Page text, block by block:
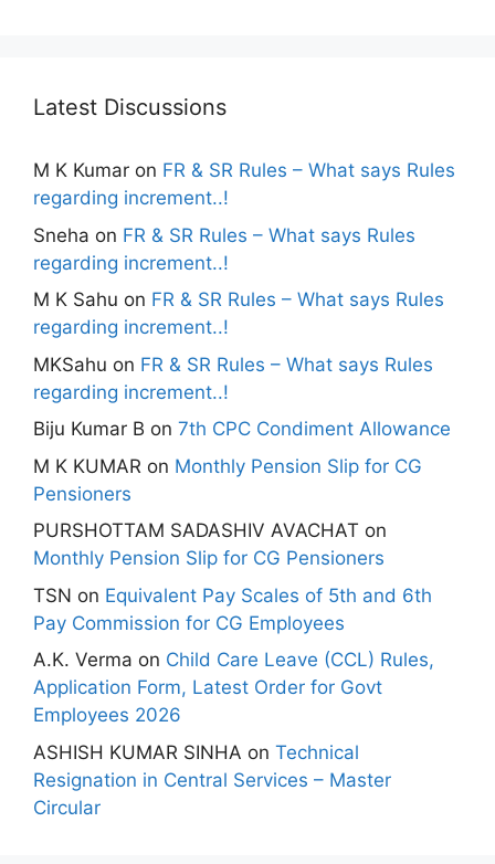
Latest Discussions
M K Kumar on FR & SR Rules – What says Rules
regarding increment..!
Sneha on FR & SR Rules – What says Rules
regarding increment..!
M K Sahu on FR & SR Rules – What says Rules
regarding increment..!
MKSahu on FR & SR Rules – What says Rules
regarding increment..!
Biju Kumar B on 7th CPC Condiment Allowance
M K KUMAR on Monthly Pension Slip for CG
Pensioners
PURSHOTTAM SADASHIV AVACHAT on
Monthly Pension Slip for CG Pensioners
TSN on Equivalent Pay Scales of 5th and 6th
Pay Commission for CG Employees
A.K. Verma on Child Care Leave (CCL) Rules,
Application Form, Latest Order for Govt
Employees 2026
ASHISH KUMAR SINHA on Technical
Resignation in Central Services – Master
Circular